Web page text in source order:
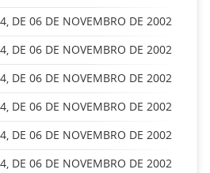
DE 06 DE NOVEMBRO DE 2002
DE 06 DE NOVEMBRO DE 2002
DE 06 DE NOVEMBRO DE 2002
DE 06 DE NOVEMBRO DE 2002
DE 06 DE NOVEMBRO DE 2002
DE 06 DE NOVEMBRO DE 2002